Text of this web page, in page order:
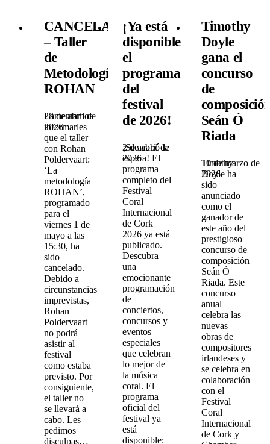
CANCELADO
– Taller
de
Metodología
ROHAN
28 de abril de
2026
Lamentamos
informarles
que el taller
con Rohan
Poldervaart:
‘La
metodología
ROHAN’,
programado
para el
viernes 1 de
mayo a las
15:30, ha
sido
cancelado.
Debido a
circunstancias
imprevistas,
Rohan
Poldervaart
no podrá
asistir al
festival
como estaba
previsto. Por
consiguiente,
el taller no
se llevará a
cabo. Les
pedimos
disculpas…
¡Ya está
disponible
el
programa
del
festival
de 2026!
2 de abril de
2026
¡Se acabó la
espera! El
programa
completo del
Festival
Coral
Internacional
de Cork
2026 ya está
publicado.
Descubra
una
emocionante
programación
de
conciertos,
concursos y
eventos
especiales
que celebran
lo mejor de
la música
coral. El
programa
oficial del
festival ya
está
disponible:
Timothy
Doyle
gana el
concurso
de
Seán Ó
Riada
10 de marzo de
2026
Timothy
Doyle ha
sido
anunciado
como el
ganador de
este año del
prestigioso
concurso de
composición
Seán Ó
Riada. Este
concurso
anual
celebra las
nuevas
obras de
compositores
irlandeses y
se celebra en
colaboración
con el
Festival
Coral
Internacional
de Cork y